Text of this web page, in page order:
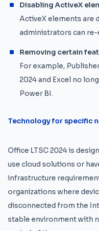
Disabling ActiveX
ActiveX elements are
administrators can re-
Removing certain
For example,
2024 and Excel no
Power BI.
Technology for specific
Office LTSC 2024 is
use cloud solutions or
infrastructure
organizations where
disconnected from the
stable environment with